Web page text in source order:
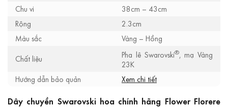
Chu vi
38cm – 43cm
Rộng
2.3cm
Màu sắc
Vàng – Hồng
Chất liệu
Pha lê Swarovski®, mạ Vàng
23K
Hướng dẫn bảo quản
Xem chi tiết
Dây chuyền Swarovski hoa chính hãng Flower Florere